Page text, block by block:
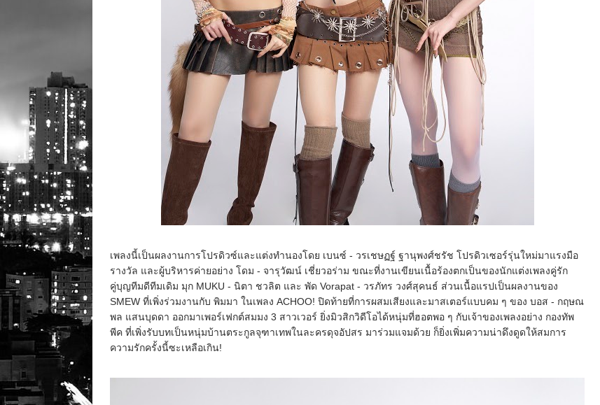
เพลงนี้เป็นผลงานการโปรดิวซ์และแต่งทำนองโดย เบนซ์ - วรเชษฏฐ์ ฐานุพงศ์ชรัช โปรดิวเซอร์รุ่นใหม่มาแรงมือ
รางวัล และผู้บริหารค่ายอย่าง โดม - จารุวัฒน์ เชี่ยวอร่าม ขณะที่งานเขียนเนื้อร้องตกเป็นของนักแต่งเพลงคู่รัก
คู่บุญทีมดีทีมเดิม มุก MUKU - นิตา ชวลิต และ พัด Vorapat - วรภัทร วงศ์สุคนธ์ ส่วนเนื้อแรปเป็นผลงานของ
SMEW ที่เพิ่งร่วมงานกับ พิมมา ในเพลง ACHOO! ปิดท้ายที่การผสมเสียงและมาสเตอร์แบบคม ๆ ของ บอส - กฤษณ
พล แสนบุดดา ออกมาเพอร์เฟกต์สมมง 3 สาวเวอร์ ยิ่งมิวสิกวิดีโอได้หนุ่มที่ฮอตพอ ๆ กับเจ้าของเพลงอย่าง กองทัพ
พีค ที่เพิ่งรับบทเป็นหนุ่มบ้านตระกูลจุฑาเทพในละครดุจอัปสร มาร่วมแจมด้วย ก็ยิ่งเพิ่มความน่าดึงดูดให้สมการ
ความรักครั้งนี้ซะเหลือเกิน!